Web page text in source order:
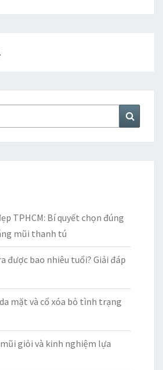
kiếm
TPHCM: Bí quyết chọn đúng
mũi thanh tú
được bao nhiêu tuổi? Giải đáp
mặt và cổ xóa bỏ tình trạng
giỏi và kinh nghiệm lựa